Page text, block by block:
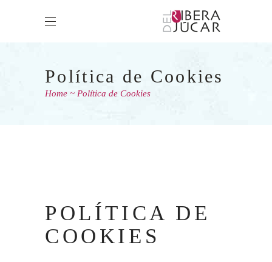
Política de Cookies
Home Política de Cookies
POLÍTICA DE
COOKIES